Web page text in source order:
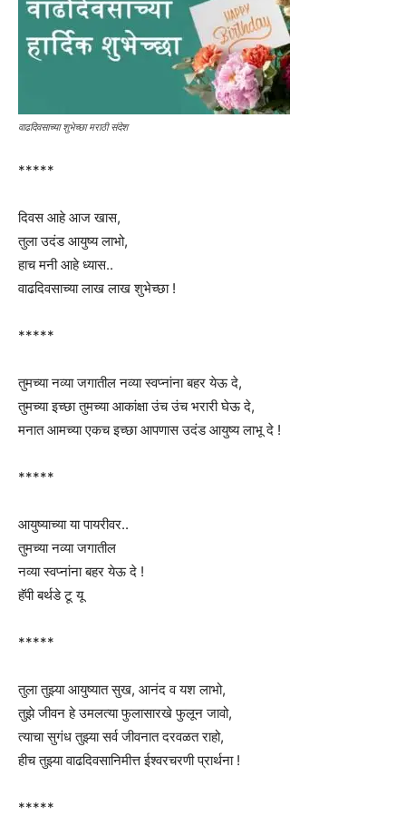
वाढदिवसाच्या शुभेच्छा मराठी संदेश
*****
दिवस आहे आज खास,
तुला उदंड आयुष्य लाभो,
हाच मनी आहे ध्यास..
वाढदिवसाच्या लाख लाख शुभेच्छा !
*****
तुमच्या नव्या जगातील नव्या स्वप्नांना बहर येऊ दे,
तुमच्या इच्छा तुमच्या आकांक्षा उंच उंच भरारी घेऊ दे,
मनात आमच्या एकच इच्छा आपणास उदंड आयुष्य लाभू दे !
*****
आयुष्याच्या या पायरीवर..
तुमच्या नव्या जगातील
नव्या स्वप्नांना बहर येऊ दे !
हॅपी बर्थडे टू यू
*****
तुला तुझ्या आयुष्यात सुख, आनंद व यश लाभो,
तुझे जीवन हे उमलत्या फुलासारखे फुलून जावो,
त्याचा सुगंध तुझ्या सर्व जीवनात दरवळत राहो,
हीच तुझ्या वाढदिवसानिमीत्त ईश्वरचरणी प्रार्थना !
*****